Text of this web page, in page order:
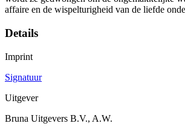
affaire en de wispelturigheid van de liefde
Details
Imprint
Signatuur
Uitgever
Bruna Uitgevers B.V., A.W.